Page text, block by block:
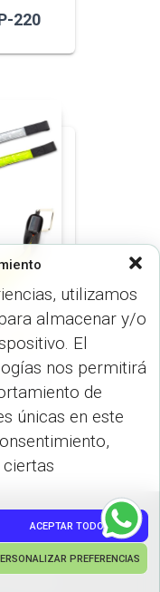
utilizamos
almacenar y/o
El
nos permitirá
de
únicas en este
ACEPTAR TODO
PREFERENCIAS
220
VARIOS
147